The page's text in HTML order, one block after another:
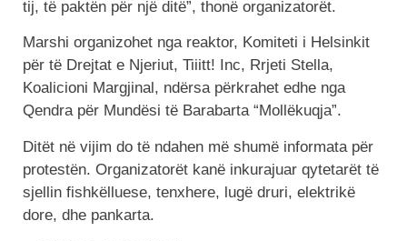
tij, të paktën për një ditë”, thonë organizatorët.
Marshi organizohet nga reaktor, Komiteti i Helsinkit
për të Drejtat e Njeriut, Tiiitt! Inc, Rrjeti Stella,
Koalicioni Margjinal, ndërsa përkrahet edhe nga
Qendra për Mundësi të Barabarta “Mollëkuqja”.
Ditët në vijim do të ndahen më shumë informata për
protestën. Organizatorët kanë inkurajuar qytetarët të
sjellin fishkëlluese, tenxhere, lugë druri, elektrikë
dore, dhe pankarta.